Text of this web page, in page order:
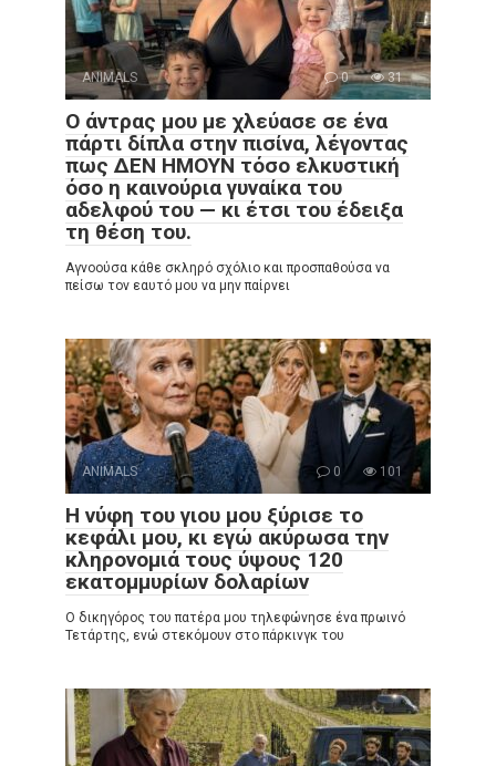
ANIMALS 0 31
Ο άντρας μου με χλεύασε σε ένα
πάρτι δίπλα στην πισίνα, λέγοντας
πως ΔΕΝ ΗΜΟΥΝ τόσο ελκυστική
όσο η καινούρια γυναίκα του
αδελφού του — κι έτσι του έδειξα
τη θέση του.
Αγνοούσα κάθε σκληρό σχόλιο και προσπαθούσα να
πείσω τον εαυτό μου να μην παίρνει
ANIMALS 0 101
Η νύφη του γιου μου ξύρισε το
κεφάλι μου, κι εγώ ακύρωσα την
κληρονομιά τους ύψους 120
εκατομμυρίων δολαρίων
Ο δικηγόρος του πατέρα μου τηλεφώνησε ένα πρωινό
Τετάρτης, ενώ στεκόμουν στο πάρκινγκ του